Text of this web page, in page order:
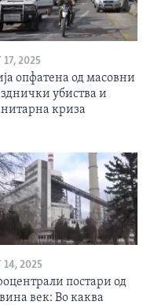
2025
опфатена од масовни
убиства и
криза
2025
постари од
век: Во каква